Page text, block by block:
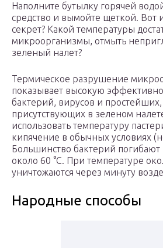
Наполните бутылку горячей
средство и вымойте щеткой. Вот
секрет? Какой температуры
микроорганизмы, отмыть
зеленый налет?
Термическое разрушение
показывает высокую
бактерий, вирусов и простейших,
присутствующих в зеленом
использовать температуру
кипячение в обычных условиях
Большинство бактерий погибают
около 60 °C. При температуре
уничтожаются через минуту
Народные способы